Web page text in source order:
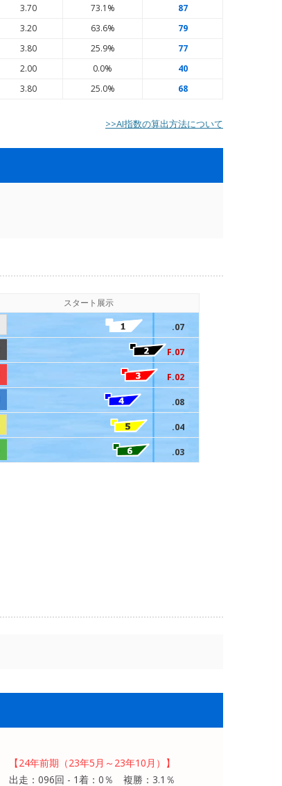
3.70 73.1%
87
3.20 63.6%
79
3.80 25.9%
77
2.00 0.0%
40
3.80 25.0% 68
>>AI指数の算出方法について
スタート展示
.07
F.07
F.02
.08
.04
.03
【24年前期（23年5月～23年10月）】
出走：096回 - 1着：0％ 複勝：3.1％